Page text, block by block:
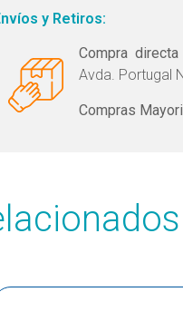
y Retiros:
Compra directa
Avda. Portugal
Compras